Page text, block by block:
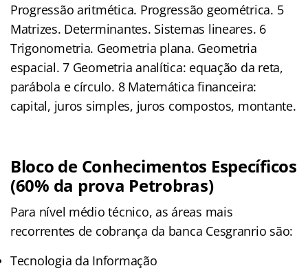
Progressão aritmética. Progressão geométrica. 5
Matrizes. Determinantes. Sistemas lineares. 6
Trigonometria. Geometria plana. Geometria
espacial. 7 Geometria analítica: equação da reta,
parábola e círculo. 8 Matemática financeira:
capital, juros simples, juros compostos, montante.
Bloco de Conhecimentos Específicos
(60% da prova Petrobras)
Para nível médio técnico, as áreas mais
recorrentes de cobrança da banca Cesgranrio são:
Tecnologia da Informação